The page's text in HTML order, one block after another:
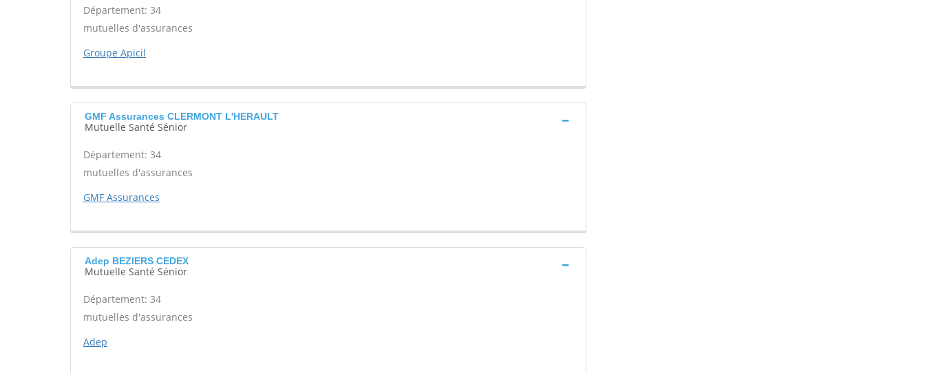
Département: 34
mutuelles d'assurances
Groupe Apicil
GMF Assurances CLERMONT L'HERAULT
Mutuelle Santé Sénior
Département: 34
mutuelles d'assurances
GMF Assurances
Adep BEZIERS CEDEX
Mutuelle Santé Sénior
Département: 34
mutuelles d'assurances
Adep